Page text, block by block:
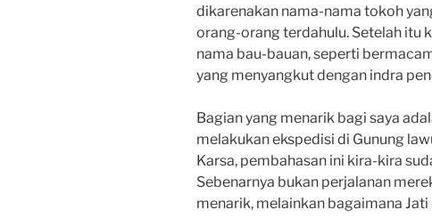
dikarenakan nama-nama tokoh
orang-orang terdahulu. Setelah itu
nama bau-bauan, seperti
yang menyangkut dengan indra
Bagian yang menarik bagi saya
melakukan ekspedisi di Gunung
Karsa, pembahasan ini kira-kira
Sebenarnya bukan perjalanan
menarik, melainkan bagaimana